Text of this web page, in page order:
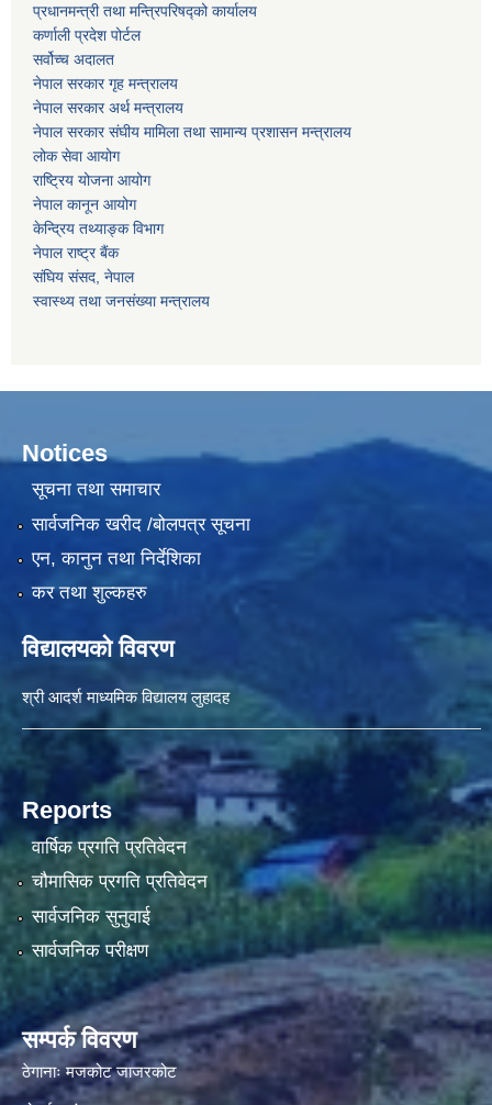
प्रधानमन्‍‍त्री तथा मन्‍त्रिपरिषद्को कार्यालय
कर्णाली प्रदेश पोर्टल
सर्वोच्‍च अदालत
नेपाल सरकार गृह मन्‍‍‍त्रालय
नेपाल सरकार अर्थ मन्‍त्रालय
नेपाल सरकार संघीय मामिला तथा सामान्य प्रशासन मन्‍त्रालय
लोक सेवा आयोग
राष्‍ट्रिय योजना आयोग
नेपाल कानून आयोग
केन्द्रिय तथ्याङ्क विभाग
नेपाल राष्‍ट्र बैंक
संघिय संसद, नेपाल
स्वास्थ्य तथा जनसंख्या मन्त्रालय
Notices
सूचना तथा समाचार
सार्वजनिक खरीद /बोलपत्र सूचना
एन, कानुन तथा निर्देशिका
कर तथा शुल्कहरु
विद्यालयको विवरण
श्री आदर्श माध्यमिक विद्यालय लुहादह
Reports
वार्षिक प्रगति प्रतिवेदन
चौमासिक प्रगति प्रतिवेदन
सार्वजनिक सुनुवाई
सार्वजनिक परीक्षण
सम्पर्क विवरण
ठेगानाः मजकोट जाजरकोट